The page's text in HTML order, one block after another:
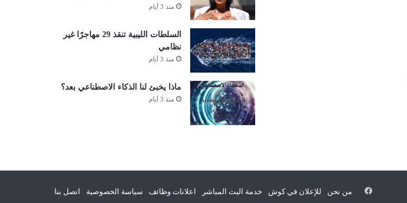
منذ 3 أيام
السلطات الليبية تنقذ 29 مهاجرًا غير
نظامي
منذ 3 أيام
ماذا يخبئ لنا الذكاء الاصطناعي بعد؟
منذ 3 أيام
من نحن للإعلان في كوش خدمة البث المباشر اعلانات وظائف سياسة الخصوصية اتصل بنا فيسبوك